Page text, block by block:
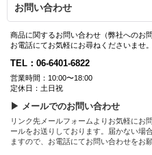
お問い合わせ
商品に関するお問い合わせ（弊社へのお
お電話にてお気軽にお尋ねくださいませ。
TEL：06-6401-6822
営業時間：10:00〜18:00
定休日：土日祝
▶ メールでのお問い合わせ
リンク先メールフォームよりお気軽にお
ールをお送りしております。届かない場
ますので、お電話にてお問い合わせをお